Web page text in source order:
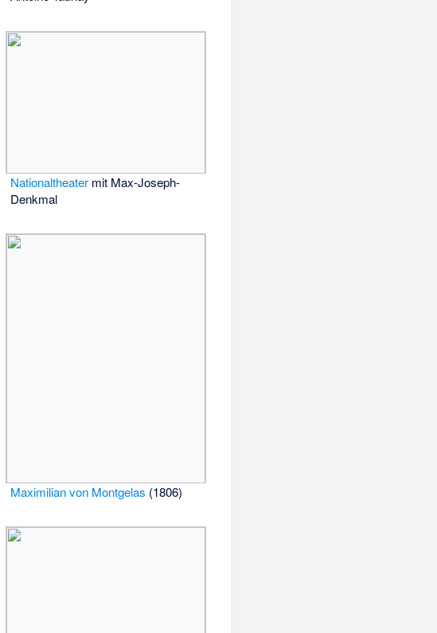
Nationaltheater mit Max-Joseph-
Denkmal
Maximilian von Montgelas (1806)